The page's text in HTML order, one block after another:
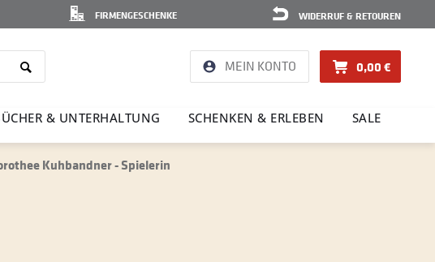
WIDERRUF & RETOUREN
FIRMENGESCHENKE
MEIN KONTO 0,00 €
& UNTER­HAL­TUNG SCHENKEN & ERLEBEN SALE
Kuhbandner - Spielerin